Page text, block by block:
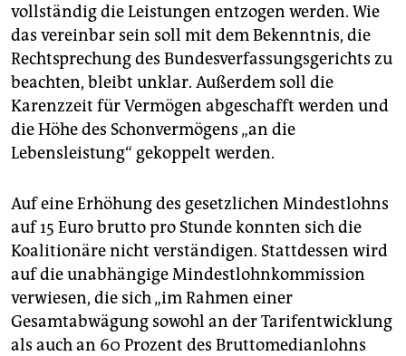
vollständig die Leistungen entzogen werden. Wie
das vereinbar sein soll mit dem Bekenntnis, die
Rechtsprechung des Bundesverfassungsgerichts zu
beachten, bleibt unklar. Außerdem soll die
Karenzzeit für Vermögen abgeschafft werden und
die Höhe des Schonvermögens „an die
Lebensleistung“ gekoppelt werden.
Auf eine Erhöhung des gesetzlichen Mindestlohns
auf 15 Euro brutto pro Stunde konnten sich die
Koalitionäre nicht verständigen. Stattdessen wird
auf die unabhängige Mindestlohnkommission
verwiesen, die sich „im Rahmen einer
Gesamtabwägung sowohl an der Tarifentwicklung
als auch an 60 Prozent des Bruttomedianlohns